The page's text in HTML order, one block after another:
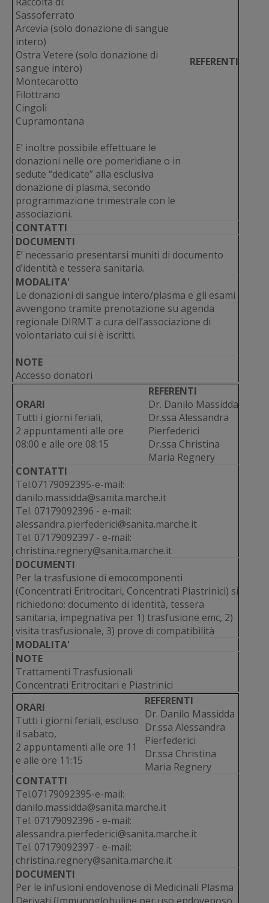
Sassoferrato
Arcevia (solo donazione di sangue
intero)
Ostra Vetere (solo donazione di
sangue intero)
Montecarotto
Filottrano
Cingoli
Cupramontana
E’ inoltre possibile effettuare le
donazioni nelle ore pomeridiane o in
sedute “dedicate” alla esclusiva
donazione di plasma, secondo
programmazione trimestrale con le
associazioni.
REFERENTI
CONTATTI
DOCUMENTI
E’ necessario presentarsi muniti di documento
d’identità e tessera sanitaria.
MODALITA'
Le donazioni di sangue intero/plasma e gli esami
avvengono tramite prenotazione su agenda
regionale DIRMT a cura dell’associazione di
volontariato cui si è iscritti.
NOTE
Accesso donatori
ORARI
Tutti i giorni feriali,
2 appuntamenti alle ore
08:00 e alle ore 08:15
REFERENTI
Dr. Danilo Massidda
Dr.ssa Alessandra
Pierfederici
Dr.ssa Christina
Maria Regnery
CONTATTI
Tel.07179092395-e-mail:
danilo.massidda@sanita.marche.it
Tel. 07179092396 - e-mail:
alessandra.pierfederici@sanita.marche.it
Tel. 07179092397 - e-mail:
christina.regnery@sanita.marche.it
DOCUMENTI
Per la trasfusione di emocomponenti
(Concentrati Eritrocitari, Concentrati Piastrinici) si
richiedono: documento di identità, tessera
sanitaria, impegnativa per 1) trasfusione emc, 2)
visita trasfusionale, 3) prove di compatibilità
MODALITA'
NOTE
Trattamenti Trasfusionali
Concentrati Eritrocitari e Piastrinici
ORARI
Tutti i giorni feriali, escluso
il sabato,
2 appuntamenti alle ore 11
e alle ore 11:15
REFERENTI
Dr. Danilo Massidda
Dr.ssa Alessandra
Pierfederici
Dr.ssa Christina
Maria Regnery
CONTATTI
Tel.07179092395-e-mail:
danilo.massidda@sanita.marche.it
Tel. 07179092396 - e-mail:
alessandra.pierfederici@sanita.marche.it
Tel. 07179092397 - e-mail:
christina.regnery@sanita.marche.it
DOCUMENTI
Per le infusioni endovenose di Medicinali Plasma